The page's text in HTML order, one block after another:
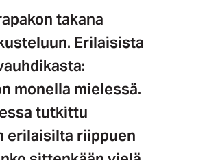
takana
Erilaisista
monella mielessä.
tutkittu
erilaisilta riippuen